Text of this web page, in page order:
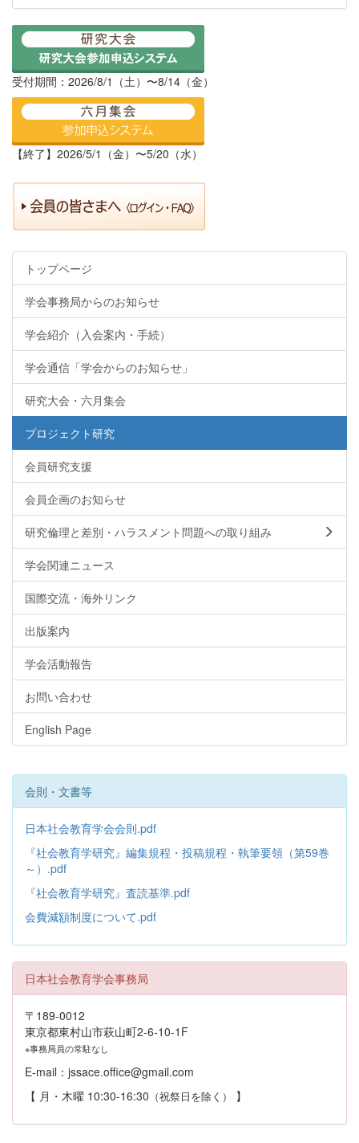
受付期間：2026/8/1（土）〜8/14（金）
【終了】2026/5/1（金）〜5/20（水）
トップページ
学会事務局からのお知らせ
学会紹介（入会案内・手続）
学会通信「学会からのお知らせ」
研究大会・六月集会
プロジェクト研究
会員研究支援
会員企画のお知らせ
研究倫理と差別・ハラスメント問題への取り組み
学会関連ニュース
国際交流・海外リンク
出版案内
学会活動報告
お問い合わせ
English Page
会則・文書等
日本社会教育学会会則.pdf
『社会教育学研究』編集規程・投稿規程・執筆要領（第59巻
～）.pdf
『社会教育学研究』査読基準.pdf
会費減額制度について.pdf
日本社会教育学会事務局
〒189-0012
東京都東村山市萩山町2-6-10-1F
※事務局員の常駐なし
E-mail：jssace.office@gmail.com
【 月・木曜 10:30-16:30 （祝祭日を除く） 】